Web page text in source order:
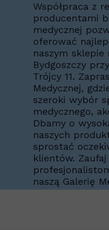
Współpraca z
producentami
medycznej
oferować
naszym sklepie
Bydgoszczy
Trójcy 11.
Medycznej,
szeroki wybór
medycznego,
Dbamy o
naszych
sprostać
klientów. Zaufaj
naszą Galerię